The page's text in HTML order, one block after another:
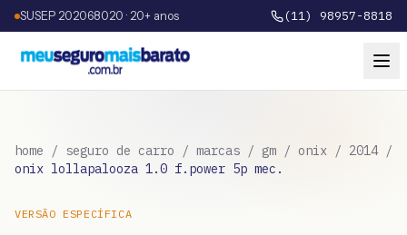
SUSEP 202068020 · 20+ anos (11) 98957-8818
home / seguro de carro / marcas / gm / onix / 2014/
onix lollapalooza 1.0 f.power 5p mec.
VERSÃO ESPECÍFICA